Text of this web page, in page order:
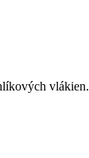
vlákien.